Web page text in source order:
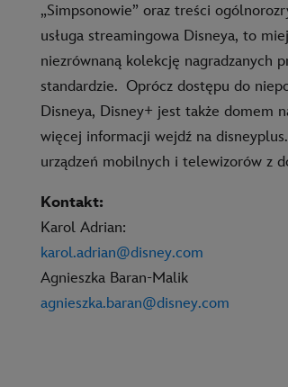
„Simpsonowie” oraz treści
usługa streamingowa Disneya, to
niezrównaną kolekcję nagradzanych
standardzie. Oprócz dostępu do
Disneya, Disney+ jest także domem
więcej informacji wejdź na
urządzeń mobilnych i telewizorów z
Kontakt:
Karol Adrian:
karol.adrian@disney.com
Agnieszka Baran-Malik
agnieszka.baran@disney.com